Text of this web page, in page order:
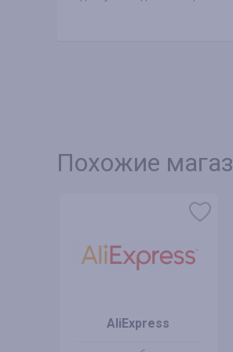
Похожие
AliExpress